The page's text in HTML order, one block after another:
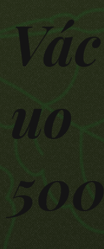
Vác
uo
500